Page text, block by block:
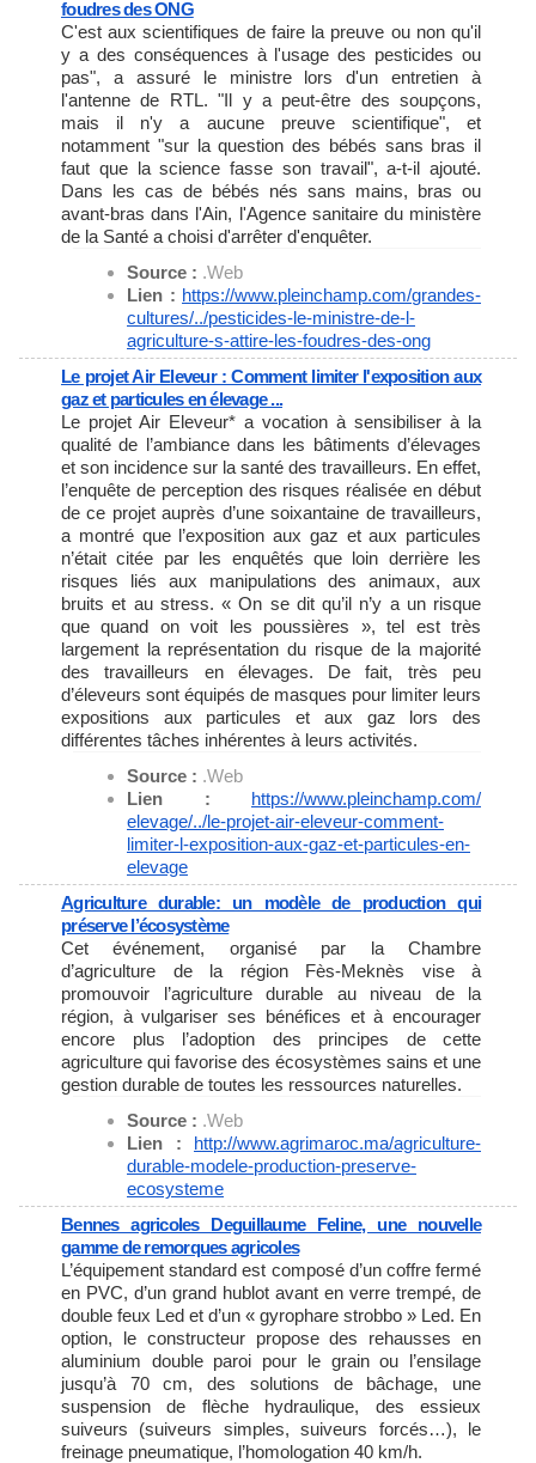
foudres des ONG
C'est aux scientifiques de faire la preuve ou non qu'il
y a des conséquences à l'usage des pesticides ou
pas", a assuré le ministre lors d'un entretien à
l'antenne de RTL. "Il y a peut-être des soupçons,
mais il n'y a aucune preuve scientifique", et
notamment "sur la question des bébés sans bras il
faut que la science fasse son travail", a-t-il ajouté.
Dans les cas de bébés nés sans mains, bras ou
avant-bras dans l'Ain, l'Agence sanitaire du ministère
de la Santé a choisi d'arrêter d'enquêter.
Source : .Web
Lien : https://www.pleinchamp.com/grandes-
cultures/../pesticides-le-ministre-de-l-
agriculture-s-attire-les-foudres-des-ong
Le projet Air Eleveur : Comment limiter l'exposition aux
gaz et particules en élevage ...
Le projet Air Eleveur* a vocation à sensibiliser à la
qualité de l’ambiance dans les bâtiments d’élevages
et son incidence sur la santé des travailleurs. En effet,
l’enquête de perception des risques réalisée en début
de ce projet auprès d’une soixantaine de travailleurs,
a montré que l’exposition aux gaz et aux particules
n’était citée par les enquêtés que loin derrière les
risques liés aux manipulations des animaux, aux
bruits et au stress. « On se dit qu’il n’y a un risque
que quand on voit les poussières », tel est très
largement la représentation du risque de la majorité
des travailleurs en élevages. De fait, très peu
d’éleveurs sont équipés de masques pour limiter leurs
expositions aux particules et aux gaz lors des
différentes tâches inhérentes à leurs activités.
Source : .Web
Lien : https://www.pleinchamp.com/
elevage/../le-projet-air-eleveur-comment-
limiter-l-exposition-aux-gaz-et-particules-en-
elevage
Agriculture durable: un modèle de production qui
préserve l’écosystème
Cet événement, organisé par la Chambre
d’agriculture de la région Fès-Meknès vise à
promouvoir l’agriculture durable au niveau de la
région, à vulgariser ses bénéfices et à encourager
encore plus l’adoption des principes de cette
agriculture qui favorise des écosystèmes sains et une
gestion durable de toutes les ressources naturelles.
Source : .Web
Lien : http://www.agrimaroc.ma/agriculture-
durable-modele-production-preserve-
ecosysteme
Bennes agricoles Deguillaume Feline, une nouvelle
gamme de remorques agricoles
L’équipement standard est composé d’un coffre fermé
en PVC, d’un grand hublot avant en verre trempé, de
double feux Led et d’un « gyrophare strobbo » Led. En
option, le constructeur propose des rehausses en
aluminium double paroi pour le grain ou l’ensilage
jusqu’à 70 cm, des solutions de bâchage, une
suspension de flèche hydraulique, des essieux
suiveurs (suiveurs simples, suiveurs forcés…), le
freinage pneumatique, l’homologation 40 km/h.